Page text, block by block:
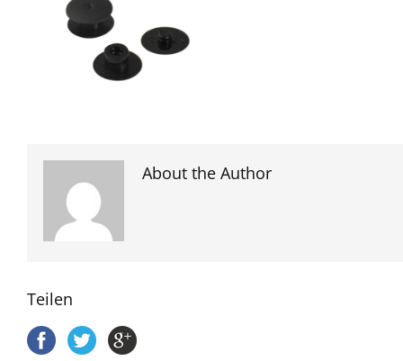
About the Author
Teilen